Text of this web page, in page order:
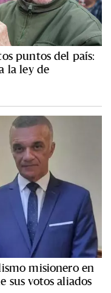
puntos del país:
la ley de
misionero en
sus votos aliados